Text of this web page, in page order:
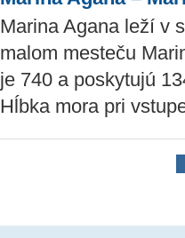
Marina Agana leží v
malom mesteču
je 740 a poskytujú
Hĺbka mora pri